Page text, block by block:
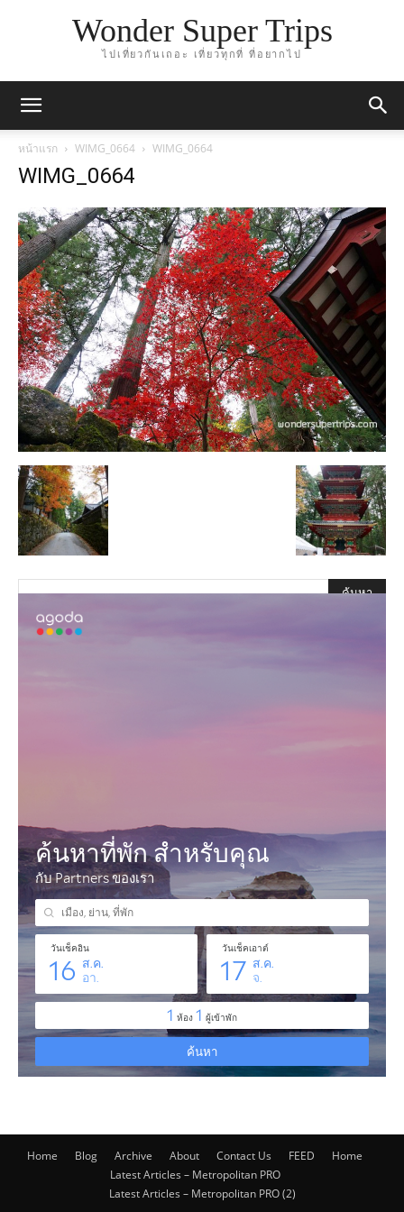
Wonder Super Trips
ไปเที่ยวกันเถอะ เที่ยวทุกที่ ที่อยากไป
หน้าแรก WIMG_0664 WIMG_0664
WIMG_0664
Home Blog Archive About Contact Us FEED
Home
Latest Articles – Metropolitan PRO
Latest Articles – Metropolitan PRO (2)